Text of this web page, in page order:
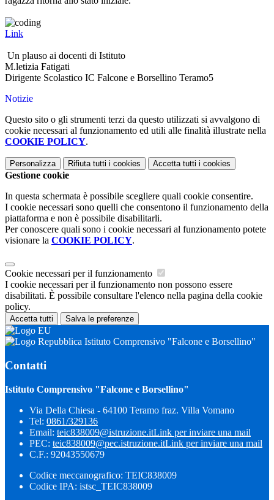
Link
Un plauso ai docenti di Istituto
M.letizia Fatigati
Dirigente Scolastico IC Falcone e Borsellino Teramo5
Notizie
Questo sito o gli strumenti terzi da questo utilizzati si avvalgono di
cookie necessari al funzionamento ed utili alle finalità illustrate nella
COOKIE POLICY.
Personalizza Rifiuta tutti i cookies Accetta tutti i cookies
Gestione cookie
In questa schermata è possibile scegliere quali cookie consentire.
I cookie necessari sono quelli che consentono il funzionamento della
piattaforma e non è possibile disabilitarli.
Per conoscere quali sono i cookie necessari al funzionamento potete
visionare la COOKIE POLICY.
Cookie necessari per il funzionamento
I cookie necessari per il funzionamento non possono essere
disabilitati. È possibile consultare l'elenco nella pagina della cookie
policy.
Accetta tutti Salva le preferenze
Istituto Comprensivo "Falcone e Borsellino"
Contatti
Istituto Comprensivo "Falcone e Borsellino"
Via Della Chiesa - 64100 Teramo fraz. Villa Vomano
Tel: 0861/329136
Email: teic838009@istruzione.itLink per inviare una mail
PEC: teic838009@pec.​istruzione.itLink per inviare una mail
C.F.: 92043550679
Codice meccanografico: TEIC838009
Codice IPA: istsc_TEIC838009